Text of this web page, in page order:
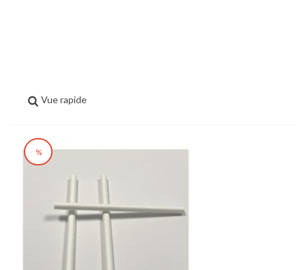
Vue rapide
%